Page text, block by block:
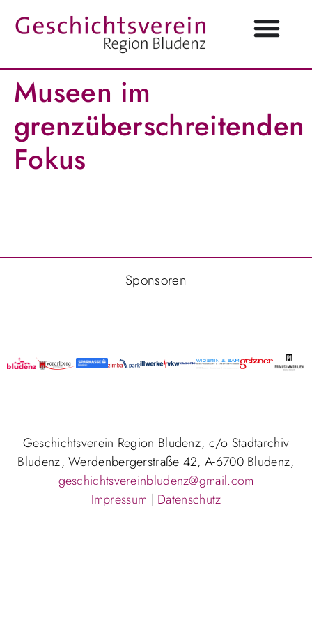
Museen im
grenzüberschreitenden
Fokus
Sponsoren
Geschichtsverein Region Bludenz, c/o Stadtarchiv
Bludenz, Werdenbergerstraße 42, A-6700 Bludenz,
geschichtsvereinbludenz@gmail.com
Impressum | Datenschutz